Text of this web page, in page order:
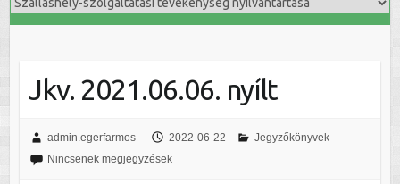
Jkv. 2021.06.06. nyílt
admin.egerfarmos 2022-06-22
Jegyzőkönyvek
Nincsenek megjegyzések